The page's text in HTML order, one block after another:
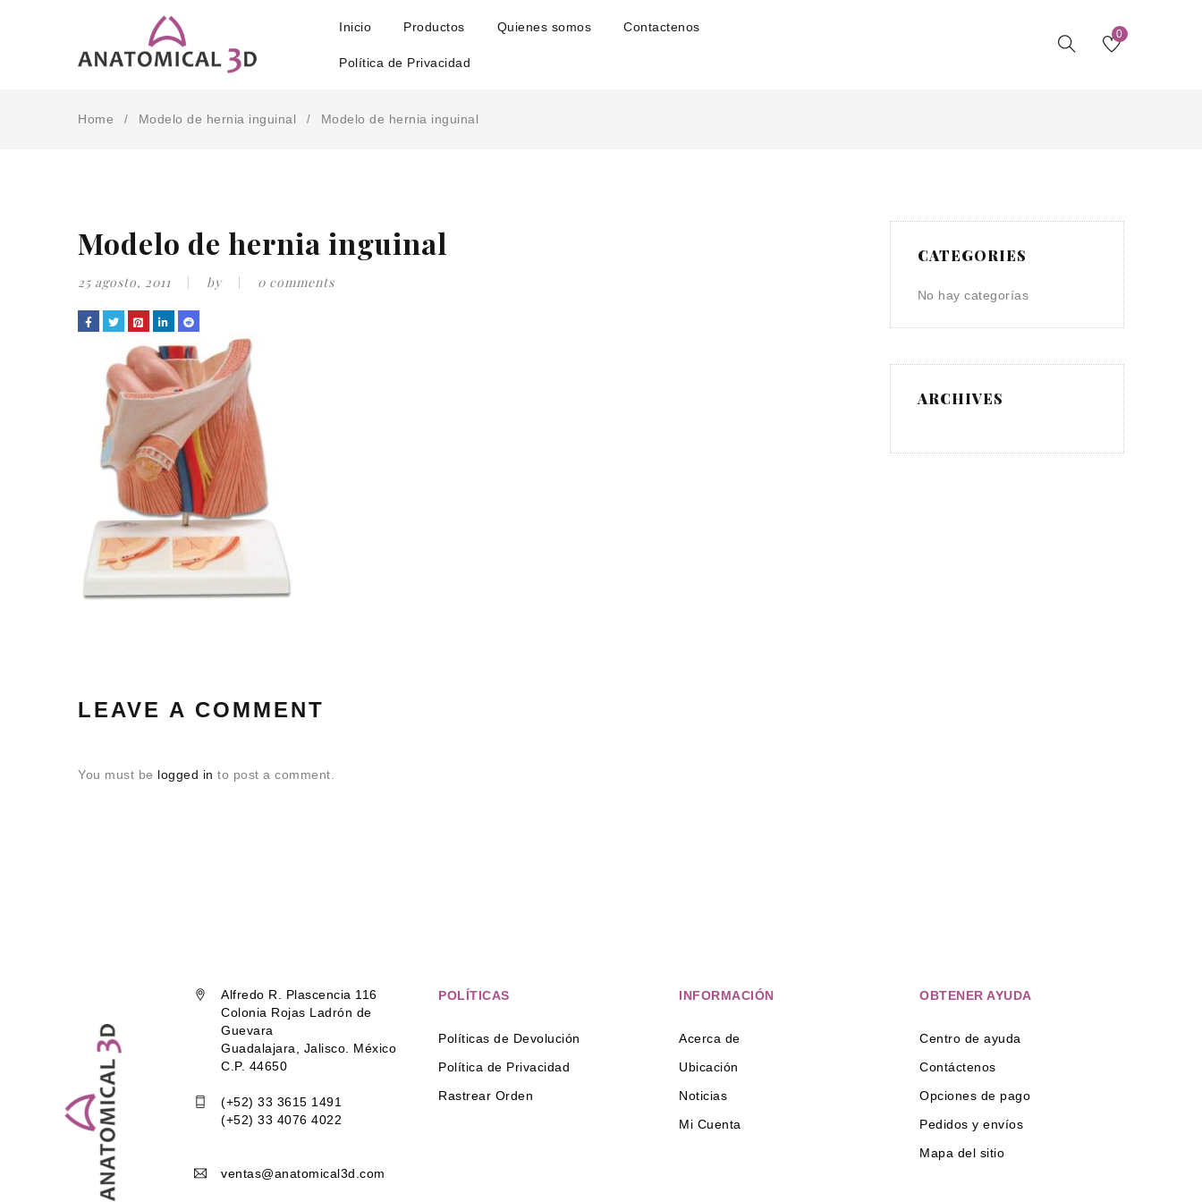
Inicio Productos Quienes somos Contactenos
Política de Privacidad
0
Home / Modelo de hernia inguinal / Modelo de hernia inguinal
Modelo de hernia inguinal
25 agosto, 2011 by 0 comments
LEAVE A COMMENT
You must be logged in to post a comment.
CATEGORIES
No hay categorías
ARCHIVES
Alfredo R. Plascencia 116
Colonia Rojas Ladrón de
Guevara
Guadalajara, Jalisco. México
C.P. 44650
(+52) 33 3615 1491
(+52) 33 4076 4022
ventas@anatomical3d.com
POLÍTICAS
Políticas de Devolución
Política de Privacidad
Rastrear Orden
INFORMACIÓN
Acerca de
Ubicación
Noticias
Mi Cuenta
OBTENER AYUDA
Centro de ayuda
Contáctenos
Opciones de pago
Pedidos y envíos
Mapa del sitio